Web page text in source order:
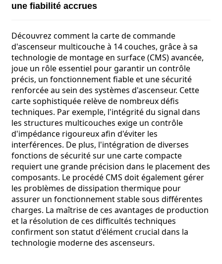
une fiabilité accrues
Découvrez comment la carte de commande
d'ascenseur multicouche à 14 couches, grâce à sa
technologie de montage en surface (CMS) avancée,
joue un rôle essentiel pour garantir un contrôle
précis, un fonctionnement fiable et une sécurité
renforcée au sein des systèmes d'ascenseur. Cette
carte sophistiquée relève de nombreux défis
techniques. Par exemple, l'intégrité du signal dans
les structures multicouches exige un contrôle
d'impédance rigoureux afin d'éviter les
interférences. De plus, l'intégration de diverses
fonctions de sécurité sur une carte compacte
requiert une grande précision dans le placement des
composants. Le procédé CMS doit également gérer
les problèmes de dissipation thermique pour
assurer un fonctionnement stable sous différentes
charges. La maîtrise de ces avantages de production
et la résolution de ces difficultés techniques
confirment son statut d'élément crucial dans la
technologie moderne des ascenseurs.